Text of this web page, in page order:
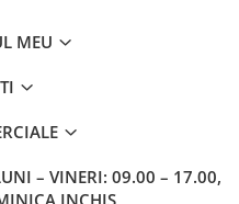
MEU
– VINERI: 09.00 – 17.00,
INCHIS